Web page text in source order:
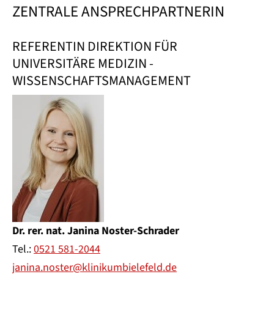
ZENTRALE ANSPRECHPARTNERIN
REFERENTIN DIREKTION FÜR
UNIVERSITÄRE MEDIZIN -
WISSENSCHAFTSMANAGEMENT
Dr. rer. nat. Janina Noster-Schrader
Tel.:0521 581-2044
janina.noster@klinikumbielefeld.de